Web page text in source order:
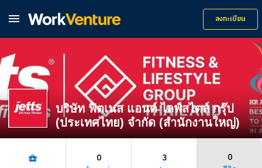
 ลงทะเบียน
บริษัท ฟิตเนส แอนด์ ไลฟ์สไตล์ กรุ๊ป
(ประเทศไทย) จำกัด (สำนักงานใหญ่)
business_center
0 3 0